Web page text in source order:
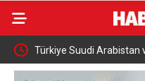
ve Pakistan Arasında Ortak